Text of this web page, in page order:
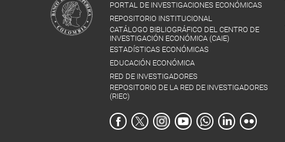
PORTAL DE INVESTIGACIONES ECONÓMICAS
REPOSITORIO INSTITUCIONAL
CATÁLOGO BIBLIOGRÁFICO DEL CENTRO DE
INVESTIGACIÓN ECONÓMICA (CAIE)
ESTADÍSTICAS ECONÓMICAS
EDUCACIÓN ECONÓMICA
RED DE INVESTIGADORES
REPOSITORIO DE LA RED DE INVESTIGADORES
(RIEC)